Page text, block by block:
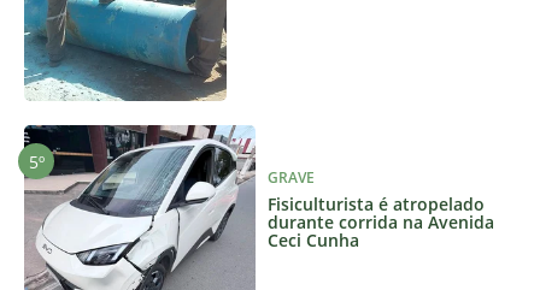
GRAVE
Fisiculturista é atropelado
durante corrida na Avenida
Ceci Cunha